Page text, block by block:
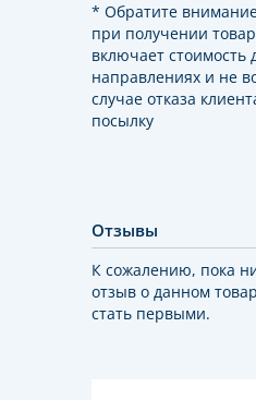
* Обратите
при получении
включает стоимость
направлениях и не
случае отказа
посылку
Отзывы
К сожалению, пока
отзыв о данном
стать первыми.